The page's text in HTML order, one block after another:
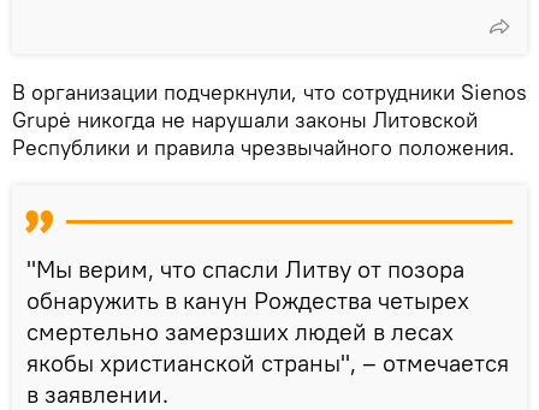
В организации подчеркнули, что сотрудники Sienos
Grupė никогда не нарушали законы Литовской
Республики и правила чрезвычайного положения.
"Мы верим, что спасли Литву от позора
обнаружить в канун Рождества четырех
смертельно замерзших людей в лесах
якобы христианской страны", – отмечается
в заявлении.